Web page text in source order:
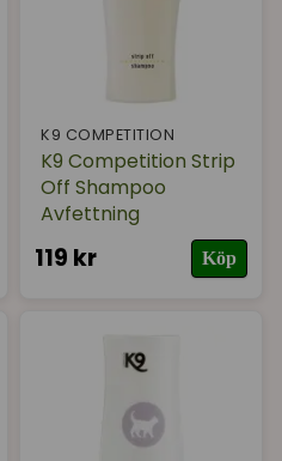
K9 COMPETITION
K9 Competition Strip
Off Shampoo
Avfettning
119 kr Köp